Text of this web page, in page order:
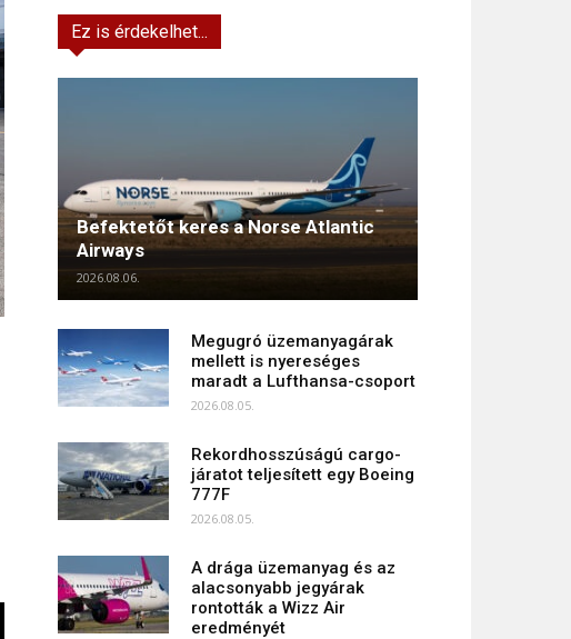
Ez is érdekelhet...
Befektetőt keres a Norse Atlantic
Airways
2026.08.06.
Megugró üzemanyagárak
mellett is nyereséges
maradt a Lufthansa-csoport
2026.08.05.
Rekordhosszúságú cargo-
járatot teljesített egy Boeing
777F
2026.08.05.
A drága üzemanyag és az
alacsonyabb jegyárak
rontották a Wizz Air
eredményét